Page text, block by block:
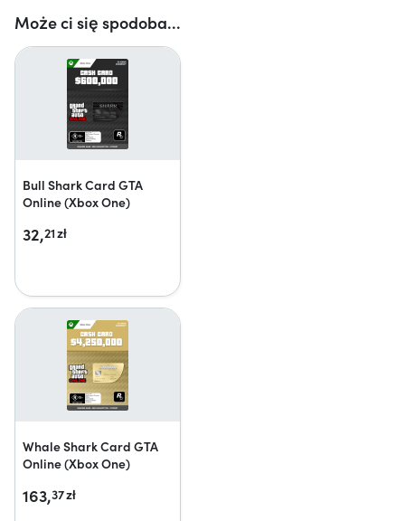
Może ci się spodoba...
Bull Shark Card GTA
Online (Xbox One)
32,21zł
Whale Shark Card GTA
Online (Xbox One)
163,37zł